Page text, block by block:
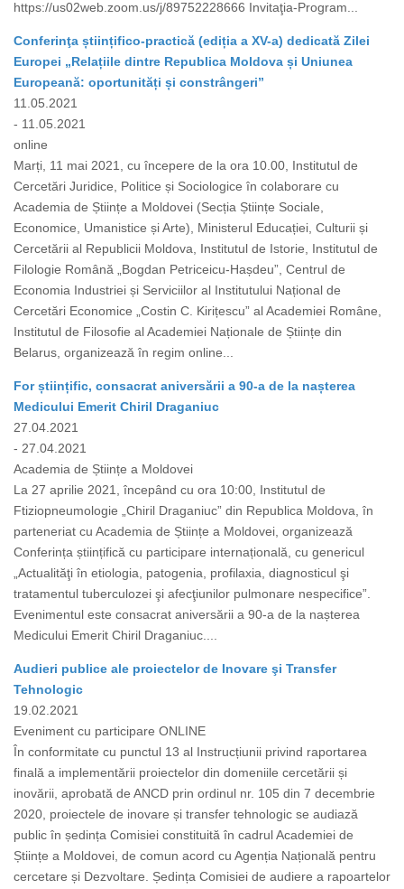
https://us02web.zoom.us/j/89752228666 Invitaţia-Program...
Conferinţa științifico-practică (ediția a XV-a) dedicată Zilei
Europei „Relațiile dintre Republica Moldova și Uniunea
Europeană: oportunități și constrângeri”
11.05.2021
- 11.05.2021
online
Marți, 11 mai 2021, cu începere de la ora 10.00, Institutul de
Cercetări Juridice, Politice și Sociologice în colaborare cu
Academia de Științe a Moldovei (Secția Științe Sociale,
Economice, Umanistice și Arte), Ministerul Educației, Culturii și
Cercetării al Republicii Moldova, Institutul de Istorie, Institutul de
Filologie Română „Bogdan Petriceicu-Hașdeu”, Centrul de
Economia Industriei și Serviciilor al Institutului Național de
Cercetări Economice „Costin C. Kirițescu” al Academiei Române,
Institutul de Filosofie al Academiei Naționale de Științe din
Belarus, organizează în regim online...
For științific, consacrat aniversării a 90-a de la nașterea
Medicului Emerit Chiril Draganiuc
27.04.2021
- 27.04.2021
Academia de Științe a Moldovei
La 27 aprilie 2021, începând cu ora 10:00, Institutul de
Ftiziopneumologie „Chiril Draganiuc” din Republica Moldova, în
parteneriat cu Academia de Științe a Moldovei, organizează
Conferința științifică cu participare internațională, cu genericul
„Actualităţi în etiologia, patogenia, profilaxia, diagnosticul şi
tratamentul tuberculozei şi afecţiunilor pulmonare nespecifice”.
Evenimentul este consacrat aniversării a 90-a de la nașterea
Medicului Emerit Chiril Draganiuc....
Audieri publice ale proiectelor de Inovare şi Transfer
Tehnologic
19.02.2021
Eveniment cu participare ONLINE
În conformitate cu punctul 13 al Instrucțiunii privind raportarea
finală a implementării proiectelor din domeniile cercetării și
inovării, aprobată de ANCD prin ordinul nr. 105 din 7 decembrie
2020, proiectele de inovare și transfer tehnologic se audiază
public în ședința Comisiei constituită în cadrul Academiei de
Științe a Moldovei, de comun acord cu Agenția Națională pentru
cercetare și Dezvoltare. Ședința Comisiei de audiere a rapoartelor